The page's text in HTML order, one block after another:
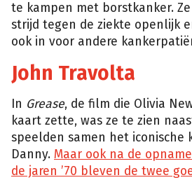
te kampen met borstkanker.
strijd tegen de ziekte openlijk
ook in voor andere
John Travolta
In Grease, de film die Olivia
kaart zette, was ze te zien
speelden samen het iconische
Danny. Maar ook na de
de jaren ’70 bleven de twee